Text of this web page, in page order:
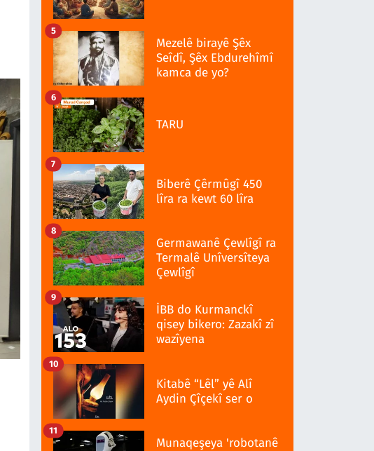
Mezelê birayê Şêx
Seîdî, Şêx Ebdurehîmî
kamca de yo?
5
TARU
6
Biberê Çêrmûgî 450
lîra ra kewt 60 lîra
7
Germawanê Çewlîgî ra
Termalê Unîversîteya
Çewlîgî
8
İBB do Kurmanckî
qisey bikero: Zazakî zî
wazîyena
9
Kitabê “Lêl” yê Alî
Aydin Çîçekî ser o
10
Munaqeşeya 'robotanê
11